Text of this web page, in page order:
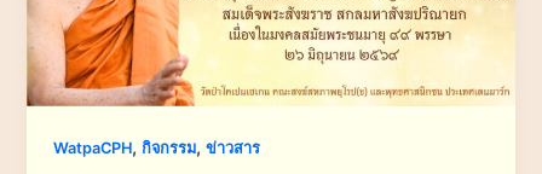
WatpaCPH,กิจกรรม,ข่าวสาร